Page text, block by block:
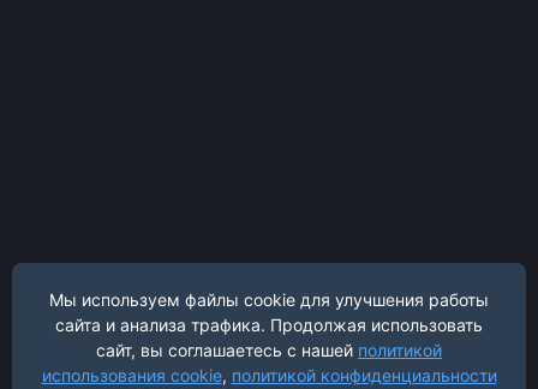
Мы используем файлы cookie для улучшения работы
сайта и анализа трафика. Продолжая использовать
сайт, вы соглашаетесь с нашей политикой
использования cookie, политикой конфиденциальности